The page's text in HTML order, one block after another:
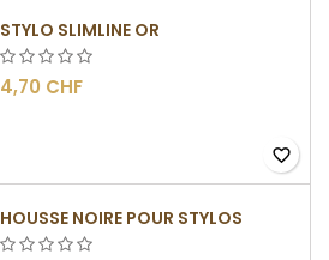
STYLO SLIMLINE OR
4,70 CHF
favorite_border
HOUSSE NOIRE POUR STYLOS